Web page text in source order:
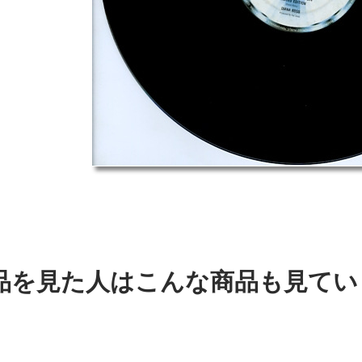
を見た人はこんな商品も見て